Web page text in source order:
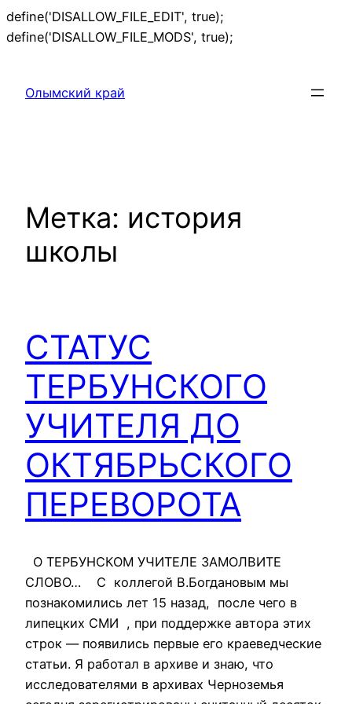
define('DISALLOW_FILE_EDIT', true);
define('DISALLOW_FILE_MODS', true);
Олымский край
Метка: история
школы
СТАТУС
ТЕРБУНСКОГО
УЧИТЕЛЯ ДО
ОКТЯБРЬСКОГО
ПЕРЕВОРОТА
О ТЕРБУНСКОМ УЧИТЕЛЕ ЗАМОЛВИТЕ
СЛОВО… С коллегой В.Богдановым мы
познакомились лет 15 назад, после чего в
липецких СМИ , при поддержке автора этих
строк — появились первые его краеведческие
статьи. Я работал в архиве и знаю, что
исследователями в архивах Черноземья